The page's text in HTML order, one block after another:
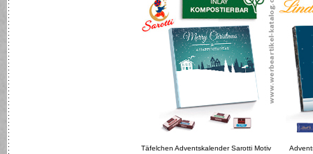
Täfelchen Adventskalender Sarotti Motiv